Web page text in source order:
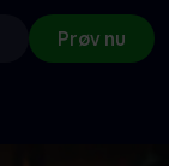
Prøv nu